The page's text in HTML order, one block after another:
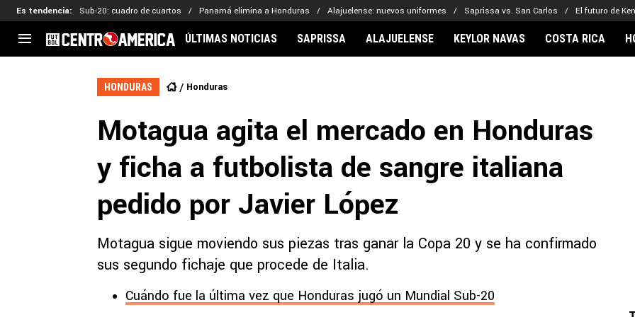
Es tendencia: Sub-20: cuadro de cuartos Panamá elimina a Honduras Alajuelense: nuevos uniformes Saprissa vs. San Carlos El futuro de
CENTROAMÉRICA
El Salvador
CONCACAF
Liga de Naciones
Eliminatorias
Copa de Campeones
MLS
Kervin Arriaga
Nathaniel Méndez-Laing
Alajuelense
Comunicaciones
Real Estelí
Noticias
ÚLTIMAS NOTICIAS SAPRISSA ALAJUELENSE KEYLOR NAVAS COSTA RICA
HONDURAS Honduras
Motagua agita el mercado en Honduras
y ficha a futbolista de sangre italiana
pedido por Javier López
Motagua sigue moviendo sus piezas tras ganar la Copa 20 y se ha confirmado
sus segundo fichaje que procede de Italia.
Cuándo fue la última vez que Honduras jugó un Mundial Sub-20